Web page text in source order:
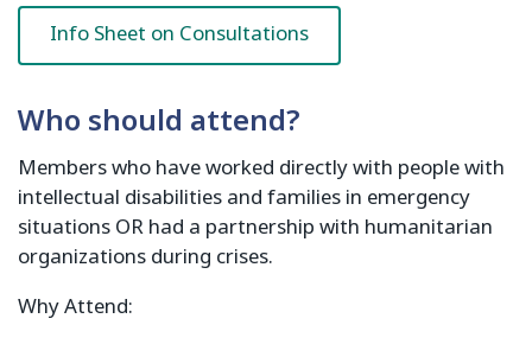
Info Sheet on Consultations
Who should attend?
Members who have worked directly with people with
intellectual disabilities and families in emergency
situations OR had a partnership with humanitarian
organizations during crises.
Why Attend: